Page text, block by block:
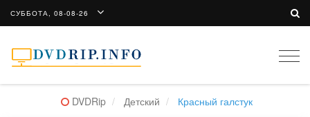
СУББОТА, 08-08-26
DVDRip Детский Красный галстук